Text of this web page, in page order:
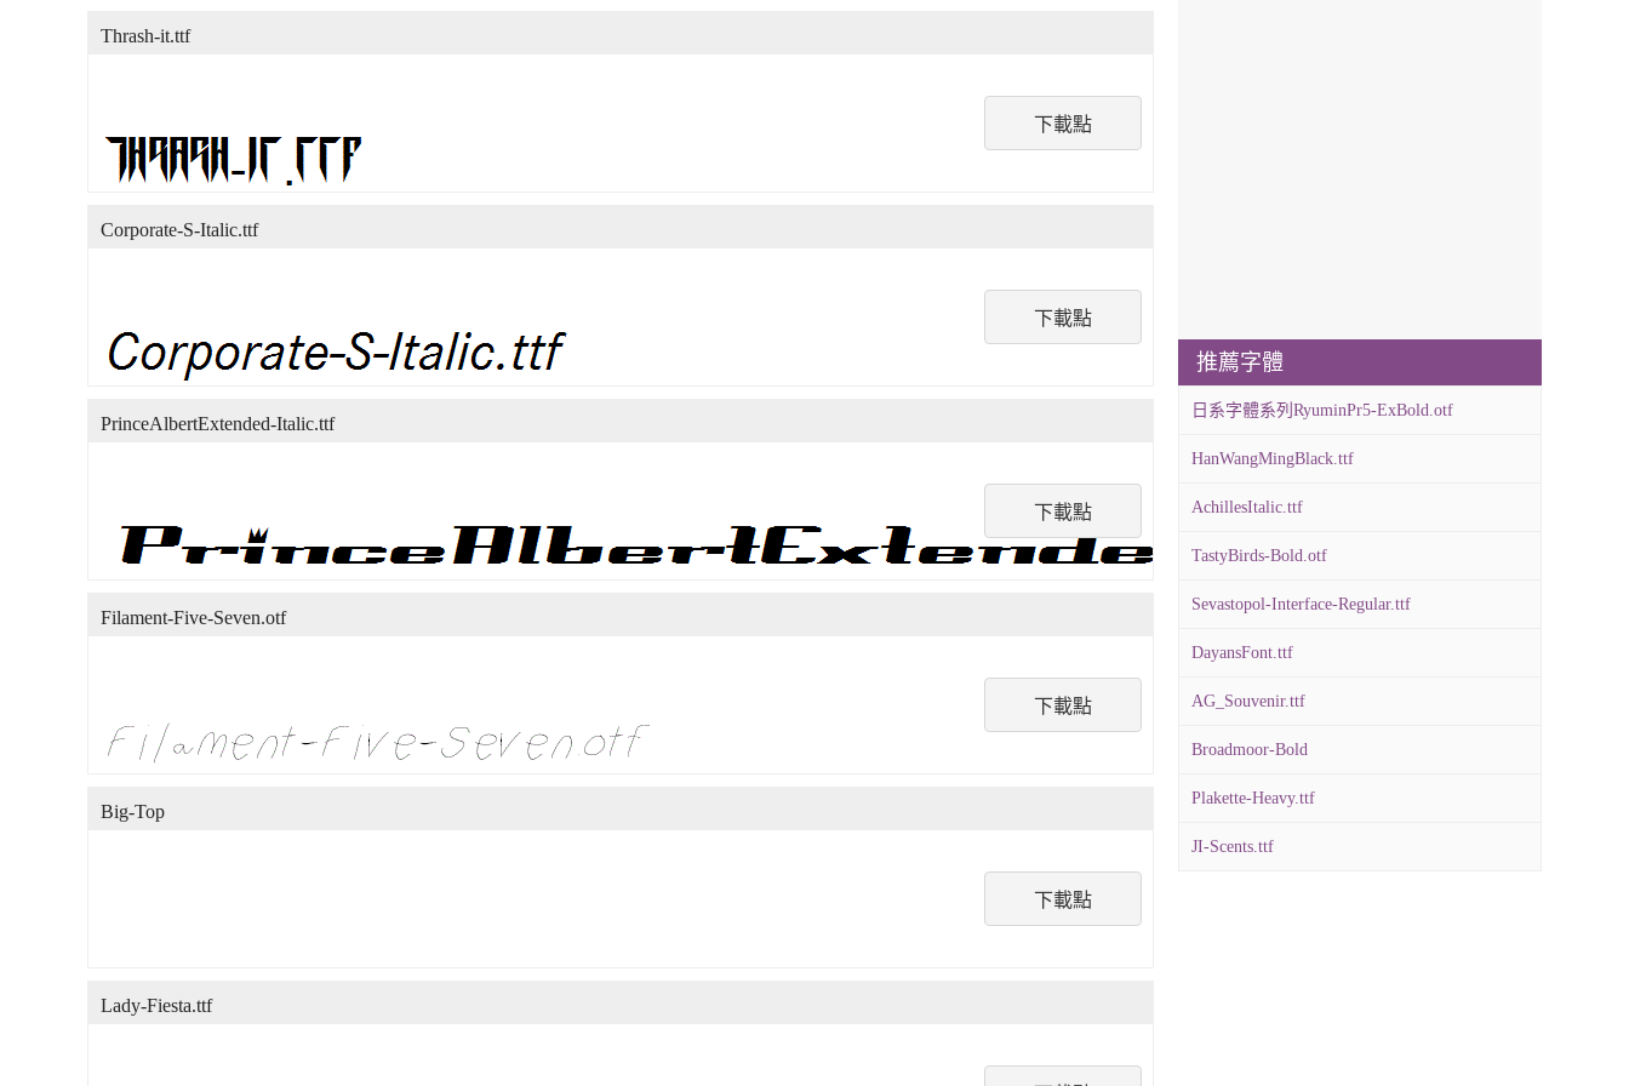
下載點
Thrash-it.ttf
下載點
Corporate-S-Italic.ttf
下載點
PrinceAlbertExtended-Italic.ttf
下載點
Filament-Five-Seven.otf
下載點
Big-Top
Lady-Fiesta.ttf
推薦字體
日系字體系列RyuminPr5-ExBold.otf
HanWangMingBlack.ttf
AchillesItalic.ttf
TastyBirds-Bold.otf
Sevastopol-Interface-Regular.ttf
DayansFont.ttf
AG_Souvenir.ttf
Broadmoor-Bold
Plakette-Heavy.ttf
JI-Scents.ttf